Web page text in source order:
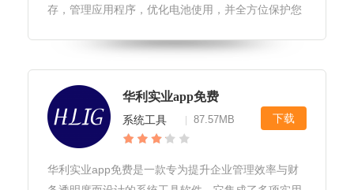
存，管理应用程序，优化电池使用，并全方位保护您
机卡顿、发热等问题，让您的手机焕然一新。超级优
化安卓客户端软件优势1.
华利实业app免费
系统工具 87.57MB 下载
华利实业app免费是一款专为提升企业管理效率与财